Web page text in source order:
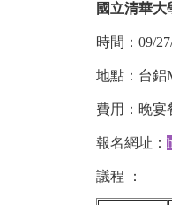
國立清華
時間：09/
地點：台鋁
費用： 晚宴
報名網址：
議程 ：